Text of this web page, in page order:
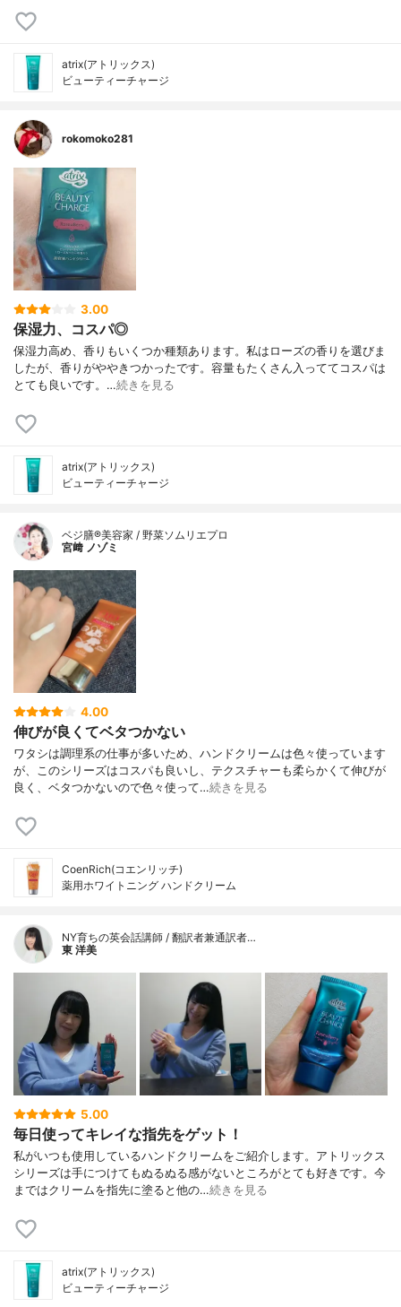
atrix(アトリックス)
ビューティーチャージ
rokomoko281
3.00
保湿力、コスパ◎
保湿力高め、香りもいくつか種類あります。私はローズの香りを選びま
したが、香りがややきつかったです。容量もたくさん入っててコスパは
とても良いです。…続きを見る
atrix(アトリックス)
ビューティーチャージ
ベジ膳®美容家 / 野菜ソムリエプロ
宮﨑 ノゾミ
4.00
伸びが良くてベタつかない
ワタシは調理系の仕事が多いため、ハンドクリームは色々使っています
が、このシリーズはコスパも良いし、テクスチャーも柔らかくて伸びが
良く、ベタつかないので色々使って…続きを見る
CoenRich(コエンリッチ)
薬用ホワイトニング ハンドクリーム
NY育ちの英会話講師 / 翻訳者兼通訳者…
東 洋美
5.00
毎日使ってキレイな指先をゲット！
私がいつも使用しているハンドクリームをご紹介します。アトリックス
シリーズは手につけてもぬるぬる感がないところがとても好きです。今
まではクリームを指先に塗ると他の…続きを見る
atrix(アトリックス)
ビューティーチャージ